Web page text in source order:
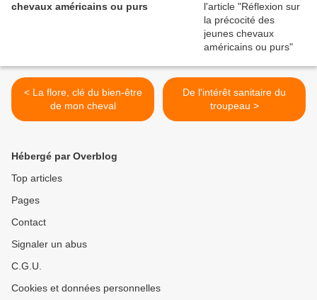
chevaux américains ou purs
< La flore, clé du bien-être
de mon cheval
De l'intérêt sanitaire du
troupeau >
Hébergé par Overblog
Top articles
Pages
Contact
Signaler un abus
C.G.U.
Cookies et données personnelles